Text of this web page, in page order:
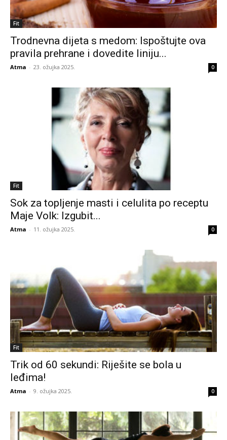
Fit
Trodnevna dijeta s medom: Ispoštujte ova
pravila prehrane i dovedite liniju...
Atma - 23. ožujka 2025. 0
Fit
Sok za topljenje masti i celulita po receptu
Maje Volk: Izgubit...
Atma - 11. ožujka 2025. 0
Fit
Trik od 60 sekundi: Riješite se bola u
leđima!
Atma - 9. ožujka 2025. 0